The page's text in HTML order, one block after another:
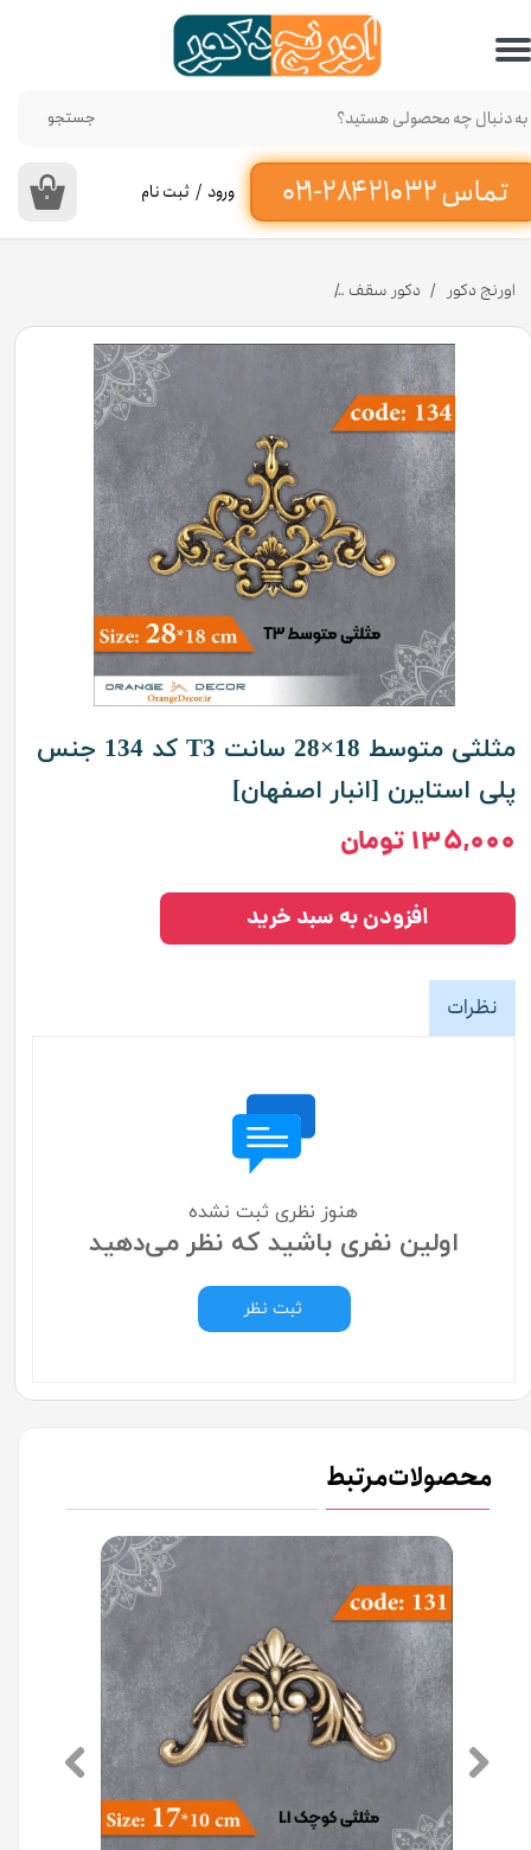
تماس ۳۲ ۲۱۰ ۲۸۴-۰۲۱‌
جستجو
۰ ورود / ثبت نام
حساب کاربری من
تغییر گذر واژه
سفارشات
خروج از حساب کاربری
اورنج دکور دکور سقف
مثلثی متوسط 18×28 سانت T3 کد 134 جنس
پلی استایرن [انبار اصفهان]
۱۳۵,۰۰۰ تومان
افزودن به سبد خرید
نظرات
هنوز نظری ثبت نشده
اولین نفری باشید که نظر می‌دهید
ثبت نظر
محصولات مرتبط